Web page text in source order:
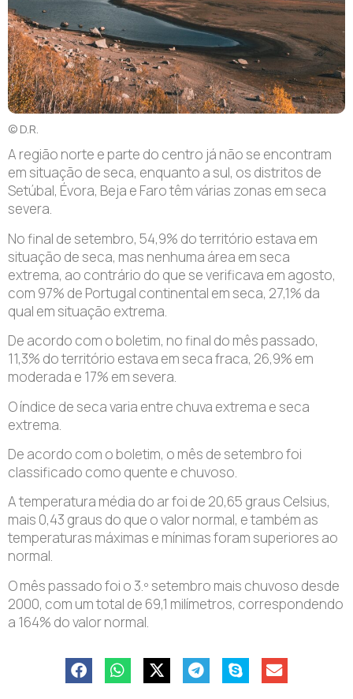
© D.R.
A região norte e parte do centro já não se encontram
em situação de seca, enquanto a sul, os distritos de
Setúbal, Évora, Beja e Faro têm várias zonas em seca
severa.
No final de setembro, 54,9% do território estava em
situação de seca, mas nenhuma área em seca
extrema, ao contrário do que se verificava em agosto,
com 97% de Portugal continental em seca, 27,1% da
qual em situação extrema.
De acordo com o boletim, no final do mês passado,
11,3% do território estava em seca fraca, 26,9% em
moderada e 17% em severa.
O índice de seca varia entre chuva extrema e seca
extrema.
De acordo com o boletim, o mês de setembro foi
classificado como quente e chuvoso.
A temperatura média do ar foi de 20,65 graus Celsius,
mais 0,43 graus do que o valor normal, e também as
temperaturas máximas e mínimas foram superiores ao
normal.
O mês passado foi o 3.º setembro mais chuvoso desde
2000, com um total de 69,1 milímetros, correspondendo
a 164% do valor normal.